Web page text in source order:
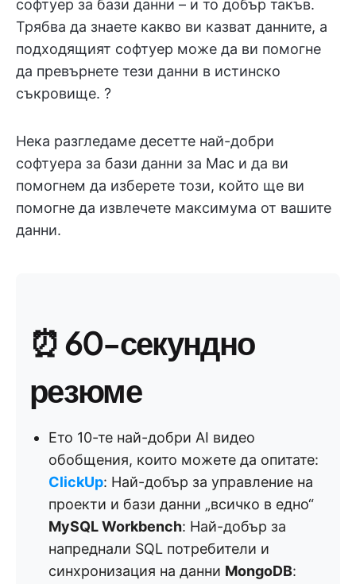
софтуер за бази данни – и то добър такъв.
Трябва да знаете какво ви казват данните, а
подходящият софтуер може да ви помогне
да превърнете тези данни в истинско
съкровище. ?
Нека разгледаме десетте най-добри
софтуера за бази данни за Mac и да ви
помогнем да изберете този, който ще ви
помогне да извлечете максимума от вашите
данни.
⏰ 60-секундно
резюме
Ето 10-те най-добри AI видео
обобщения, които можете да опитате:
ClickUp: Най-добър за управление на
проекти и бази данни „всичко в едно“
MySQL Workbench: Най-добър за
напреднали SQL потребители и
синхронизация на данни MongoDB: